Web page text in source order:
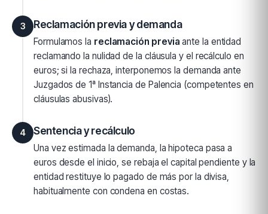
3 Reclamación previa y demanda
Formulamos la reclamación previa ante la entidad
reclamando la nulidad de la cláusula y el recálculo en
euros; si la rechaza, interponemos la demanda ante
Juzgados de 1ª Instancia de Palencia (competentes en
cláusulas abusivas).
4 Sentencia y recálculo
Una vez estimada la demanda, la hipoteca pasa a
euros desde el inicio, se rebaja el capital pendiente y la
entidad restituye lo pagado de más por la divisa,
habitualmente con condena en costas.